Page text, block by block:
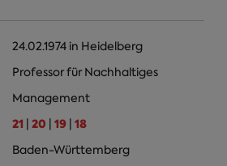
24.02.1974 in Heidelberg
Professor für Nachhaltiges
Management
21 20 19 18
Baden-Württemberg